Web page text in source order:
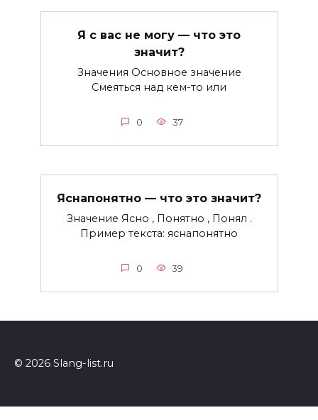
Я с вас не могу — что это
значит?
Значения Основное значение
Смеяться над кем-то или
0 37
Яснапонятно — что это значит?
Значение Ясно , Понятно , Понял .
Пример текста: яснапонятно
0 39
© 2026 Slang-list.ru